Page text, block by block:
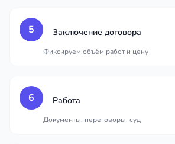
5 Заключение договора
Фиксируем объём работ и цену
6 Работа
Документы, переговоры, суд